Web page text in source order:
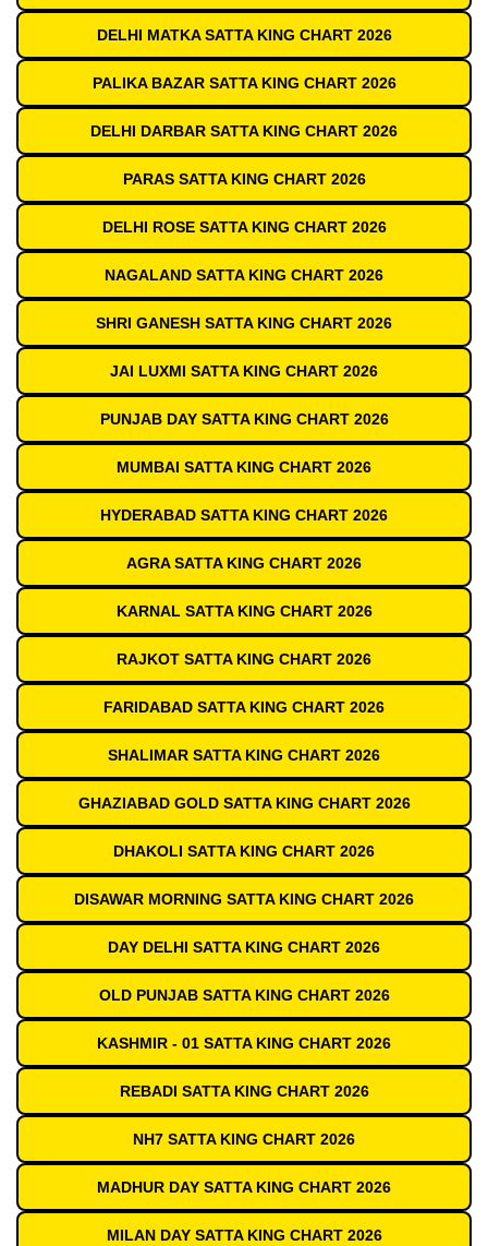
DELHI MATKA SATTA KING CHART 2026
PALIKA BAZAR SATTA KING CHART 2026
DELHI DARBAR SATTA KING CHART 2026
PARAS SATTA KING CHART 2026
DELHI ROSE SATTA KING CHART 2026
NAGALAND SATTA KING CHART 2026
SHRI GANESH SATTA KING CHART 2026
JAI LUXMI SATTA KING CHART 2026
PUNJAB DAY SATTA KING CHART 2026
MUMBAI SATTA KING CHART 2026
HYDERABAD SATTA KING CHART 2026
AGRA SATTA KING CHART 2026
KARNAL SATTA KING CHART 2026
RAJKOT SATTA KING CHART 2026
FARIDABAD SATTA KING CHART 2026
SHALIMAR SATTA KING CHART 2026
GHAZIABAD GOLD SATTA KING CHART 2026
DHAKOLI SATTA KING CHART 2026
DISAWAR MORNING SATTA KING CHART 2026
DAY DELHI SATTA KING CHART 2026
OLD PUNJAB SATTA KING CHART 2026
KASHMIR - 01 SATTA KING CHART 2026
REBADI SATTA KING CHART 2026
NH7 SATTA KING CHART 2026
MADHUR DAY SATTA KING CHART 2026
MILAN DAY SATTA KING CHART 2026